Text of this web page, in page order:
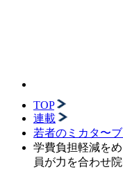
TOP
連載
若者のミカタ〜
学費負担軽減を
員が力を合わせ